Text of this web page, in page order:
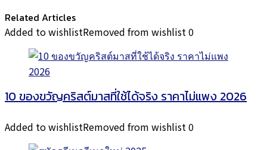
Related Articles
Added to wishlistRemoved from wishlist 0
10 ของขวัญคริสต์มาสที่ใช้ได้จริง ราคาไม่แพง 2026
Added to wishlistRemoved from wishlist 0